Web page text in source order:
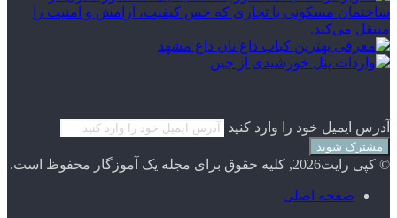
آدرس ایمیل خود را وارد کنید
© کپی رایت2026, کلیه حقوق برای مجله یک آموزگار محفوظ است.
صفحه اصلی